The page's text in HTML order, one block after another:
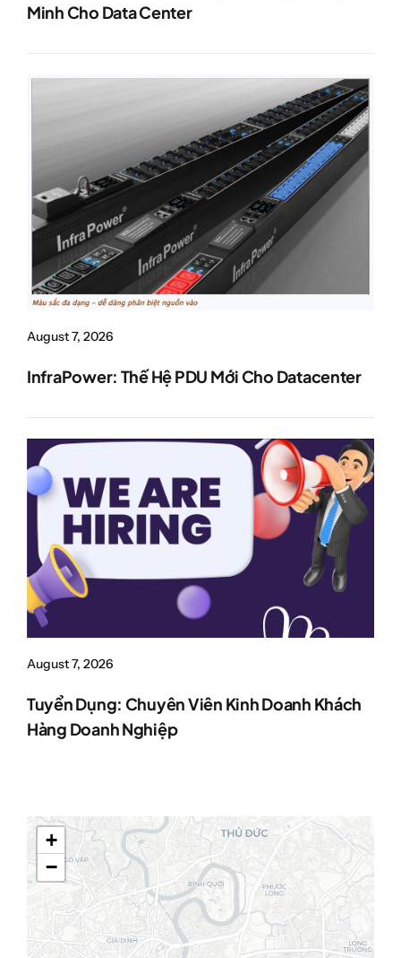
Minh Cho Data Center
August 7, 2026
InfraPower: Thế Hệ PDU Mới Cho Datacenter
August 7, 2026
Tuyển Dụng: Chuyên Viên Kinh Doanh Khách
Hàng Doanh Nghiệp
+
−